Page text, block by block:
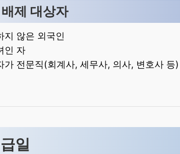
제 대상자
지 않은 외국인
인 자
가 전문직(회계사, 세무사, 의사, 변호사 등
일